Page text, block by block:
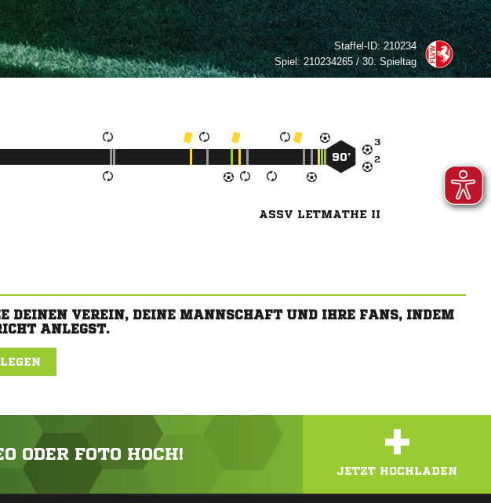
Staffel-ID:210234
Spiel:210234265 / 30. Spieltag


90’
ASSV LETMATHE II
DEINEN VEREIN, DEINE MANNSCHAFT UND IHRE FANS, INDEM
ANLEGST.
ODER FOTO HOCH! +
JETZT HOCHLADEN